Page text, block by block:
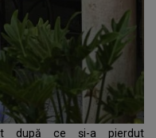
după ce și-a pierdut